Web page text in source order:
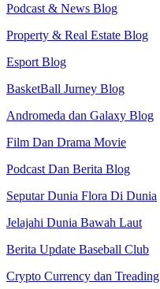
Podcast & News Blog
Property & Real Estate Blog
Esport Blog
BasketBall Jurney Blog
Andromeda dan Galaxy Blog
Film Dan Drama Movie
Podcast Dan Berita Blog
Seputar Dunia Flora Di Dunia
Jelajahi Dunia Bawah Laut
Berita Update Baseball Club
Crypto Currency dan Treading